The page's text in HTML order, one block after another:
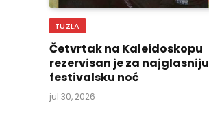
TUZLA
Četvrtak na Kaleidoskopu
rezervisan je za najglasniju
festivalsku noć
jul 30, 2026